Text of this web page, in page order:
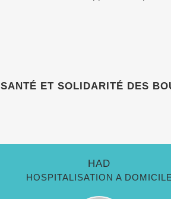
SANTÉ ET SOLIDARITÉ DES
HAD
HOSPITALISATION A DOMICILE